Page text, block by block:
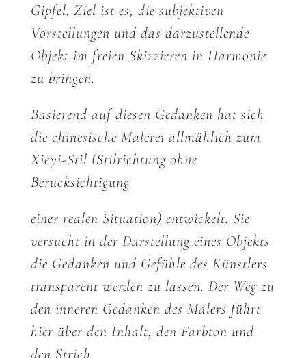
Gipfel. Ziel ist es, die subjektiven
Vorstellungen und das darzustellende
Objekt im freien Skizzieren in Harmonie
zu bringen.
Basierend auf diesen Gedanken hat sich
die chinesische Malerei allmählich zum
Xieyi-Stil (Stilrichtung ohne
Berücksichtigung
einer realen Situation) entwickelt. Sie
versucht in der Darstellung eines Objekts
die Gedanken und Gefühle des Künstlers
transparent werden zu lassen. Der Weg zu
den inneren Gedanken des Malers führt
hier über den Inhalt, den Farbton und